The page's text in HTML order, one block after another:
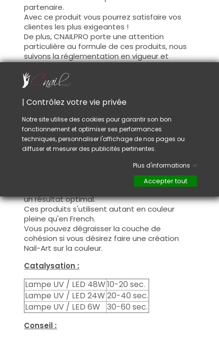
partenaire.
Avec ce produit vous pourrez satisfaire vos
clientes les plus exigeantes !
De plus, CNAILPRO porte une attention
particulière au formule de ces produits, nous
suivons la réglementation en vigueur et
garantissons la conformité de nos produits.
Ceci pour garantir une sécurité d'utilisation
optimale.
Cette couleur s'applique avec son pinceau, de
manière fine, sur la base (il n'est pas
nécessaire de dégraisser la couche de
cohésion) ou sur la construction après limage.
Ce produit s'applique en deux couches,
fermez le bord libre à la première couche et
appliquez la deuxième couche pour garantir
un résultat optimal.
Ces produits s'utilisent autant en couleur
pleine qu'en French.
Vous pouvez dégraisser la couche de
cohésion si vous désirez faire une création
Nail-Art sur la couleur.
Catalysation :
Lampe UV / LED 48W10-20 sec.
Lampe UV / LED 24W 20-40 sec.
Lampe UV / LED 6W
30-60 sec.
Conseil :
| Contrôlez votre vie privée
Notre site utilise des cookies pour garantir son bon
fonctionnement et optimiser ses performances
techniques, personnaliser l'affichage de nos pages ou
diffuser et mesurer des publicités pertinentes.
Plus d'informations
Accepter tout